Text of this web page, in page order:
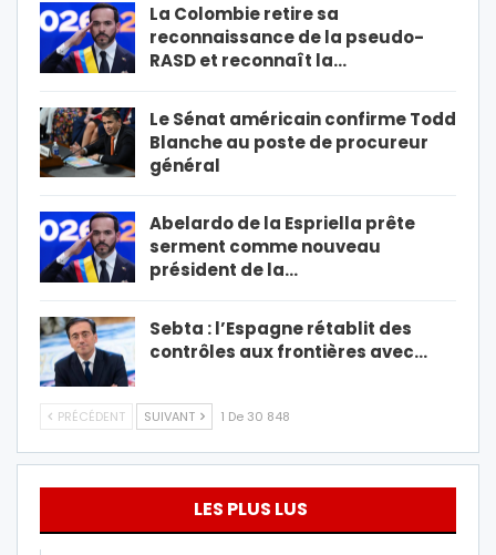
La Colombie retire sa
reconnaissance de la pseudo-
RASD et reconnaît la…
Le Sénat américain confirme Todd
Blanche au poste de procureur
général
Abelardo de la Espriella prête
serment comme nouveau
président de la…
Sebta : l’Espagne rétablit des
contrôles aux frontières avec…
PRÉCÉDENT SUIVANT 1 De 30 848
LES PLUS LUS